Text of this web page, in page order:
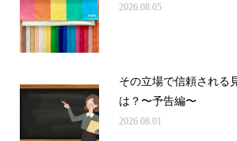
2026.08.05
その立場で信頼される
は？〜予告編〜
2026.08.01